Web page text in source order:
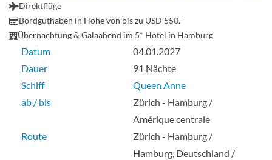
Direktflüge
Bordguthaben in Höhe von bis zu USD 550.-
Übernachtung & Galaabend im 5* Hotel in Hamburg
Datum
04.01.2027
Dauer
91 Nächte
Schiff
Queen Anne
ab / bis
Zürich - Hamburg /
Amérique centrale
Route
Zürich - Hamburg /
Hamburg, Deutschland /